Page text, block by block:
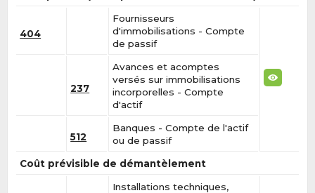
404
Fournisseurs
d'immobilisations - Compte
de passif
237
Avances et acomptes
versés sur immobilisations
incorporelles - Compte
d'actif
512
Banques - Compte de l'actif
ou de passif
Coût prévisible de démantèlement
Installations techniques,